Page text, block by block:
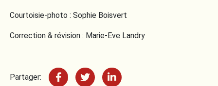
Courtoisie-photo : Sophie Boisvert
Correction & révision : Marie-Eve Landry
Partager: